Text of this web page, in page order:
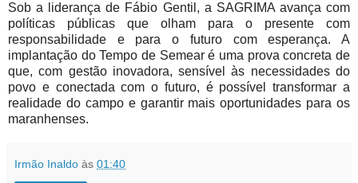
Sob a liderança de Fábio Gentil, a SAGRIMA avança com
políticas públicas que olham para o presente com
responsabilidade e para o futuro com esperança. A
implantação do Tempo de Semear é uma prova concreta de
que, com gestão inovadora, sensível às necessidades do
povo e conectada com o futuro, é possível transformar a
realidade do campo e garantir mais oportunidades para os
maranhenses.
Irmão Inaldo às 01:40